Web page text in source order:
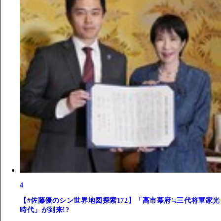
4
【#佐藤優のシン世界地図探索172】「高市幕府≒三代将軍家光
時代」が到来!?